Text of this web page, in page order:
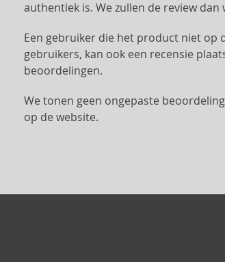
authentiek is. We zullen de review
Een gebruiker die het product niet op
gebruikers, kan ook een recensie
beoordelingen.
We tonen geen ongepaste
op de website.